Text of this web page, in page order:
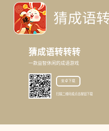
猜成语转转转
一款益智休闲的成语游戏
安卓下载
扫描二维码或点击按钮下载